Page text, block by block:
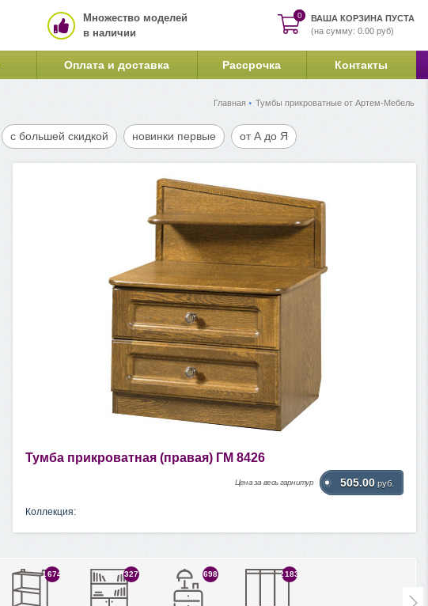
0
0
ВАША КОРЗИНА ПУСТА
(на сумму: 0.00 руб)
Множество моделей
в наличии
Оплата и доставка Рассрочка Контакты
Главная Тумбы прикроватные от Артем-Мебель
с большей скидкой новинки первые от А до Я
Тумба прикроватная (правая) ГМ 8426
Цена за весь гарнитур 505.00 руб.
Коллекция:
1674 327 698 2183